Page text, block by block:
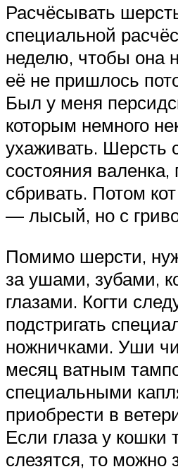
Расчёсывать
специальной
неделю, чтобы она
её не пришлось
Был у меня
которым немного
ухаживать. Шерсть
состояния
сбривать. Потом
— лысый, но с
Помимо шерсти,
за ушами, зубами,
глазами. Когти
подстригать
ножничками. Уши
месяц ватным
специальными
приобрести в
Если глаза у кошки
слезятся, то можно